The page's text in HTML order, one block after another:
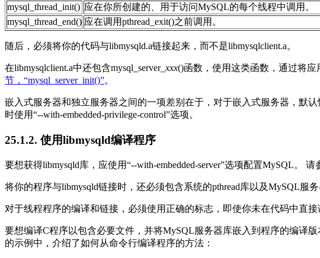
mysql_thread_init() 应在你所创建的、用于访问MySQL的每个线程中调用。
mysql_thread_end() 应在调用pthread_exit()之前调用。
随后，必须将你的代码与libmysqld.a链接起来，而不是libmysqlclient.a。
在libmysqlclient.a中还包含mysql_server_ xxx()函数，使用这类函数，通过将
节，“mysql_server_init()”。
嵌入式服务器和独立服务器之间的一项差别在于，对于嵌入式服务器，默
时使用“--with-embedded-privilege-control”选项。
25.1.2. 使用libmysqld编译程序
要想获得libmysqld库，应使用“--with-embedded-server”选项配置MySQL。 请
将你的程序与libmysqld链接时，还必须包含系统的pthread库以及MySQL服务
对于线程程序的编译和链接，必须使用正确的标志，即使你未在代码中直接
要想编译C程序以包含必要文件，并将MySQL服务器库嵌入到程序的编译
的示例中，介绍了如何从命令行编译程序的方法：